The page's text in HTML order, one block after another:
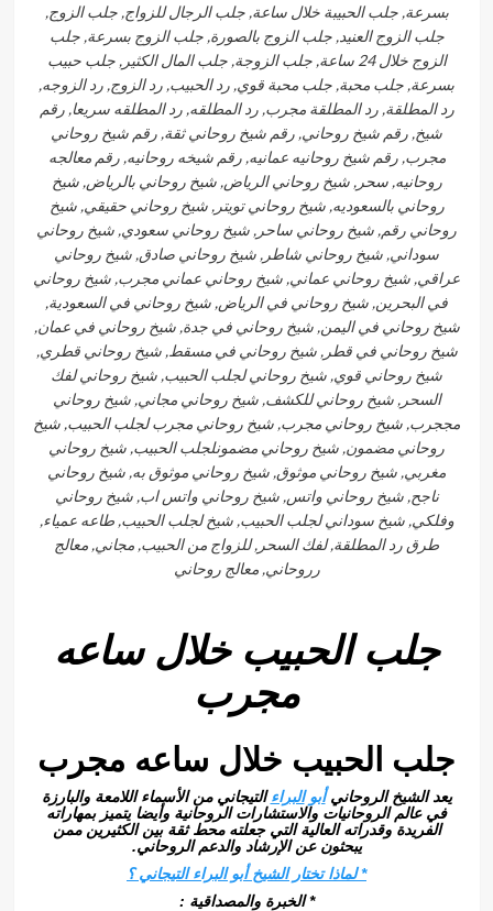
بسرعة, جلب الحبيبة خلال ساعة, جلب الرجال للزواج, جلب الزوج,
جلب الزوج العنيد, جلب الزوج بالصورة, جلب الزوج بسرعة, جلب
الزوج خلال 24 ساعة, جلب الزوجة, جلب المال الكثير, جلب حبيب
بسرعة, جلب محبة, جلب محبة قوي, رد الحبيب, رد الزوج, رد الزوجه,
رد المطلقة, رد المطلقة مجرب, رد المطلقه, رد المطلقه سريعا, رقم
شيخ, رقم شيخ روحاني, رقم شيخ روحاني ثقة, رقم شيخ روحاني
مجرب, رقم شيخ روحانيه عمانيه, رقم شيخه روحانيه, رقم معالجه
روحانيه, سحر, شيخ روحاني الرياض, شيخ روحاني بالرياض, شيخ
روحاني بالسعوديه, شيخ روحاني تويتر, شيخ روحاني حقيقي, شيخ
روحاني رقم, شيخ روحاني ساحر, شيخ روحاني سعودي, شيخ روحاني
سوداني, شيخ روحاني شاطر, شيخ روحاني صادق, شيخ روحاني
عراقي, شيخ روحاني عماني, شيخ روحاني عماني مجرب, شيخ روحاني
في البحرين, شيخ روحاني في الرياض, شيخ روحاني في السعودية,
شيخ روحاني في اليمن, شيخ روحاني في جدة, شيخ روحاني في عمان,
شيخ روحاني في قطر, شيخ روحاني في مسقط, شيخ روحاني قطري,
شيخ روحاني قوي, شيخ روحاني لجلب الحبيب, شيخ روحاني لفك
السحر, شيخ روحاني للكشف, شيخ روحاني مجاني, شيخ روحاني
مججرب, شيخ روحاني مجرب, شيخ روحاني مجرب لجلب الحبيب, شيخ
روحاني مضمون, شيخ روحاني مضمونلجلب الحبيب, شيخ روحاني
مغربي, شيخ روحاني موثوق, شيخ روحاني موثوق به, شيخ روحاني
ناجح, شيخ روحاني واتس, شيخ روحاني واتس اب, شيخ روحاني
وفلكي, شيخ سوداني لجلب الحبيب, شيخ لجلب الحبيب, طاعه عمياء,
طرق رد المطلقة, لفك السحر, للزواج من الحبيب, مجاني, معالج
رروحاني, معالج روحاني
جلب الحبيب خلال ساعه
مجرب
جلب الحبيب خلال ساعه مجرب
يعد الشيخ الروحانيأبو البراءالتيجاني من الأسماء اللامعة والبارزة
في عالم الروحانيات والاستشارات الروحانية وأيضا يتميز بمهاراته
الفريدة وقدراته العالية التي جعلته محط ثقة بين الكثيرين ممن
يبحثون عن الإرشاد والدعم الروحاني.
* لماذا تختار الشيخ أبو البراء التيجاني ؟
* الخبرة والمصداقية :